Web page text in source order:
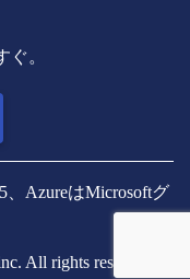
。
、AzureはMicrosoftグ
All rights reserved.